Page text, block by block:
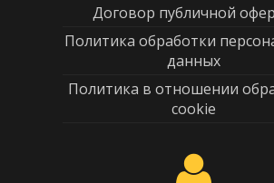
Договор публичной
Политика обработки
данных
Политика в отношении
cookie